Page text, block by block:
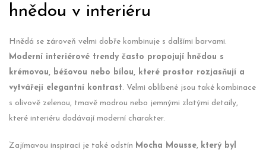
hnědou v interiéru
Hnědá se zároveň velmi dobře kombinuje s dalšími barvami.
Moderní interiérové trendy často propojují hnědou s
krémovou, béžovou nebo bílou, které prostor rozjasňují a
vytvářejí elegantní kontrast. Velmi oblíbené jsou také kombinace
s olivově zelenou, tmavě modrou nebo jemnými zlatými detaily,
které interiéru dodávají moderní charakter.
Zajímavou inspirací je také odstín Mocha Mousse, který byl